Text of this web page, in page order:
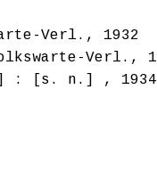
Verl., 1932
Verl.,
[s. n.] , 1934